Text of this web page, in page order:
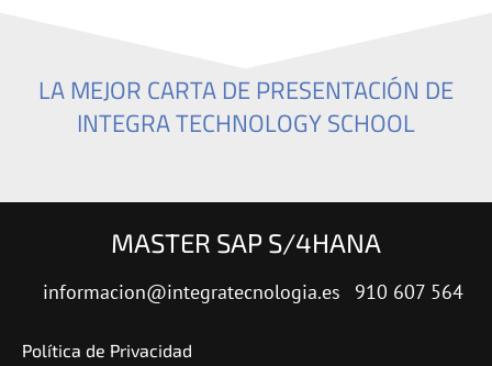
LA MEJOR CARTA DE PRESENTACIÓN DE
INTEGRA TECHNOLOGY SCHOOL
MASTER SAP S/4HANA
informacion@integratecnologia.es 910 607 564
Política de Privacidad